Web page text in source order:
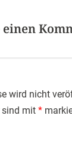
wird nicht
sind mit *